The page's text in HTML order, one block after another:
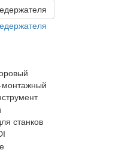
монтажный
станков